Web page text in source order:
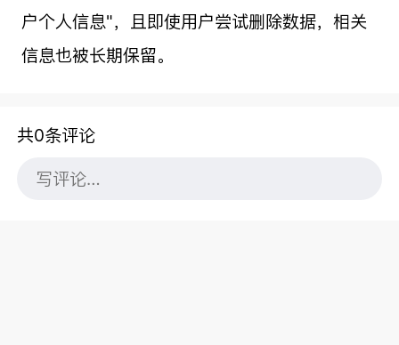
户个人信息"，且即使用户尝试删除数据，相关
信息也被长期保留。
共0条评论